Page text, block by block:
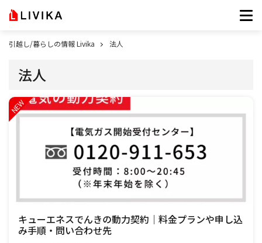
引越し/暮らしの情報 Livika 法人
法人
キューエネスでんきの動力契約｜料金プランや申し込
み手順・問い合わせ先